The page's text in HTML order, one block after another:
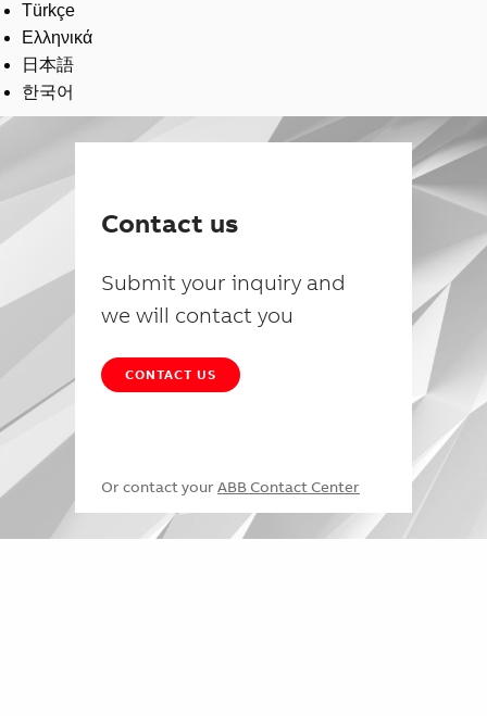
Türkçe
Ελληνικά
日本語
한국어
Contact us
Submit your inquiry and
we will contact you
CONTACT US
Or contact your ABB Contact Center